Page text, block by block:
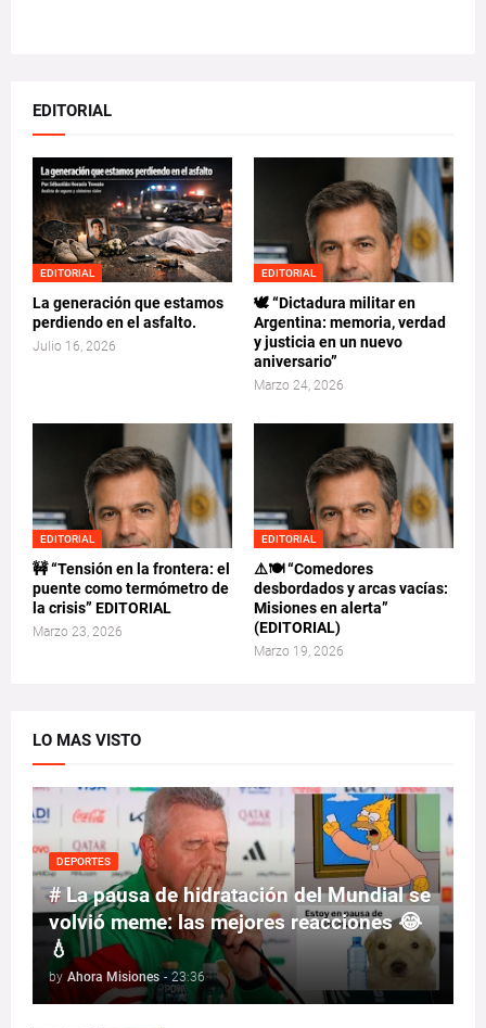
EDITORIAL
EDITORIAL
La generación que estamos
perdiendo en el asfalto.
Julio 16, 2026
EDITORIAL
🕊️ “Dictadura militar en
Argentina: memoria, verdad
y justicia en un nuevo
aniversario”
Marzo 24, 2026
EDITORIAL
🚧 “Tensión en la frontera: el
puente como termómetro de
la crisis” EDITORIAL
Marzo 23, 2026
EDITORIAL
⚠️🍽️ “Comedores
desbordados y arcas vacías:
Misiones en alerta”
(EDITORIAL)
Marzo 19, 2026
LO MAS VISTO
DEPORTES
# La pausa de hidratación del Mundial se
volvió meme: las mejores reacciones 😂
💧
by Ahora Misiones - 23:36